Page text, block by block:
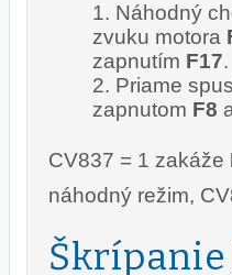
Náhodný
zvuku motora
zapnutím F17.
Priame
zapnutom F8
CV837 = 1 zakáže
náhodný režim,